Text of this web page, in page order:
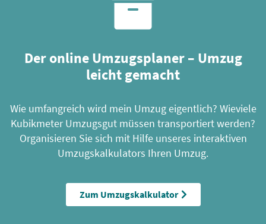
Der online Umzugsplaner – Umzug
leicht gemacht
Wie umfangreich wird mein Umzug eigentlich? Wieviele
Kubikmeter Umzugsgut müssen transportiert werden?
Organisieren Sie sich mit Hilfe unseres interaktiven
Umzugskalkulators Ihren Umzug.
Zum Umzugskalkulator